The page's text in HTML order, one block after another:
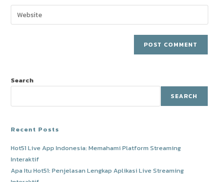
to
comment
email
address
Enter
your
Search
SEARCH
Recent Posts
Hot51 Live App Indonesia: Memahami Platform Streaming
Interaktif
Apa Itu Hot51: Penjelasan Lengkap Aplikasi Live Streaming